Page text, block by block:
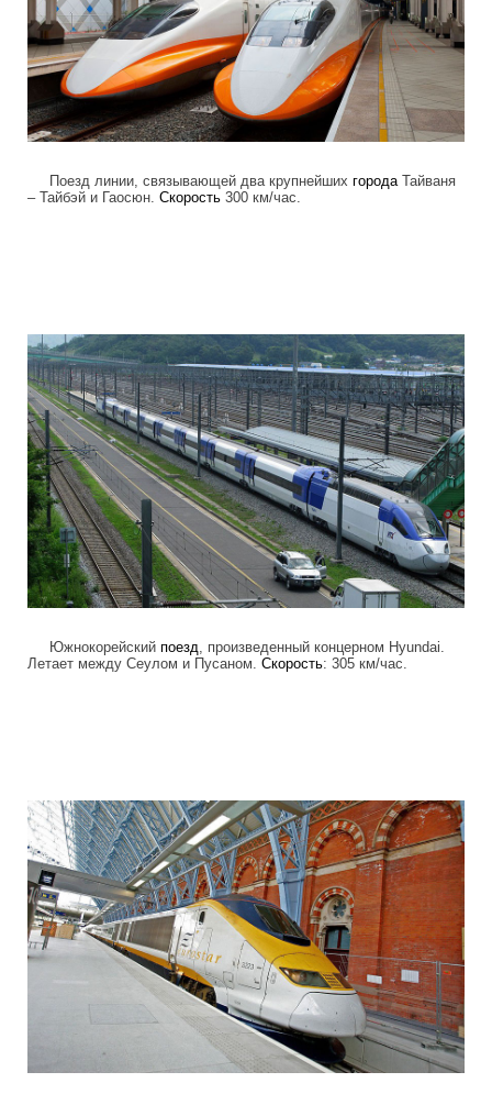
Поезд линии, связывающей два крупнейших города Тайваня
– Тайбэй и Гаосюн. Скорость 300 км/час.
Южнокорейский поезд , произведенный концерном Hyundai.
Летает между Сеулом и Пусаном. Скорость: 305 км/час.